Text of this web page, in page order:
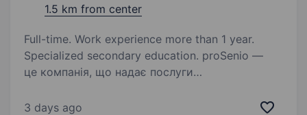
1.5 km from center
Full-time. Work experience more than 1 year.
Specialized secondary education. proSenio —
це компанія, що надає послуги
років. В зв’язку з розширенням Ми будемо раді
3 days ago